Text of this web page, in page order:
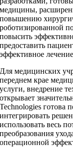
медицины,
повышению
роботизированной
повысить
предоставить
эффективное
Для медицинских
переднем крае
услуги, внедрение
открывает
Technologies готова
интегрировать
использовать весь
преобразования
операционной